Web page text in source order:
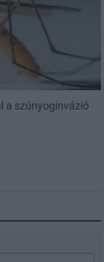
a szúnyoginvázió